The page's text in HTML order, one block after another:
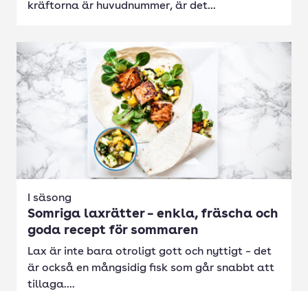
kräftorna är huvudnummer, är det...
I säsong
Somriga laxrätter – enkla, fräscha och
goda recept för sommaren
Lax är inte bara otroligt gott och nyttigt – det
är också en mångsidig fisk som går snabbt att
tillaga....